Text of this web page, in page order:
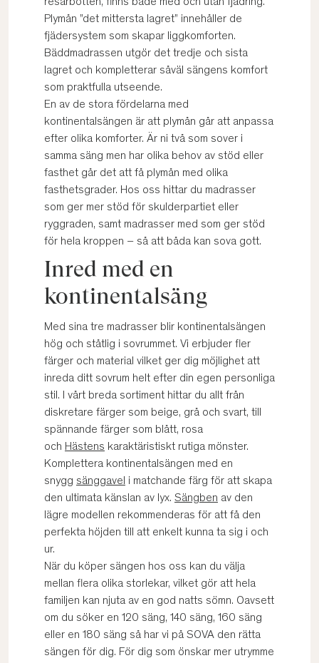
resårbotten, finns både med och utan fjädring.
Plymån ”det mittersta lagret” innehåller de
fjädersystem som skapar liggkomforten.
Bäddmadrassen utgör det tredje och sista
lagret och kompletterar såväl sängens komfort
som praktfulla utseende.
En av de stora fördelarna med
kontinentalsängen är att plymån går att anpassa
efter olika komforter. Är ni två som sover i
samma säng men har olika behov av stöd eller
fasthet går det att få plymån med olika
fasthetsgrader. Hos oss hittar du madrasser
som ger mer stöd för skulderpartiet eller
ryggraden, samt madrasser med som ger stöd
för hela kroppen – så att båda kan sova gott.
Inred med en
kontinentalsäng
Med sina tre madrasser blir kontinentalsängen
hög och ståtlig i sovrummet. Vi erbjuder fler
färger och material vilket ger dig möjlighet att
inreda ditt sovrum helt efter din egen personliga
stil. I vårt breda sortiment hittar du allt från
diskretare färger som beige, grå och svart, till
spännande färger som blått, rosa
och Hästens karaktäristiskt rutiga mönster.
Komplettera kontinentalsängen med en
snygg sänggavel i matchande färg för att skapa
den ultimata känslan av lyx. Sängben av den
lägre modellen rekommenderas för att få den
perfekta höjden till att enkelt kunna ta sig i och
ur.
När du köper sängen hos oss kan du välja
mellan flera olika storlekar, vilket gör att hela
familjen kan njuta av en god natts sömn. Oavsett
om du söker en 120 säng, 140 säng, 160 säng
eller en 180 säng så har vi på SOVA den rätta
sängen för dig. För dig som önskar mer utrymme